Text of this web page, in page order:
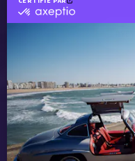
certifié
sur
Axeptio
Label